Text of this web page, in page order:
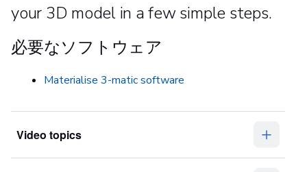
your 3D model in a few simple steps.
必要なソフトウェア
Materialise 3-matic software
Video topics